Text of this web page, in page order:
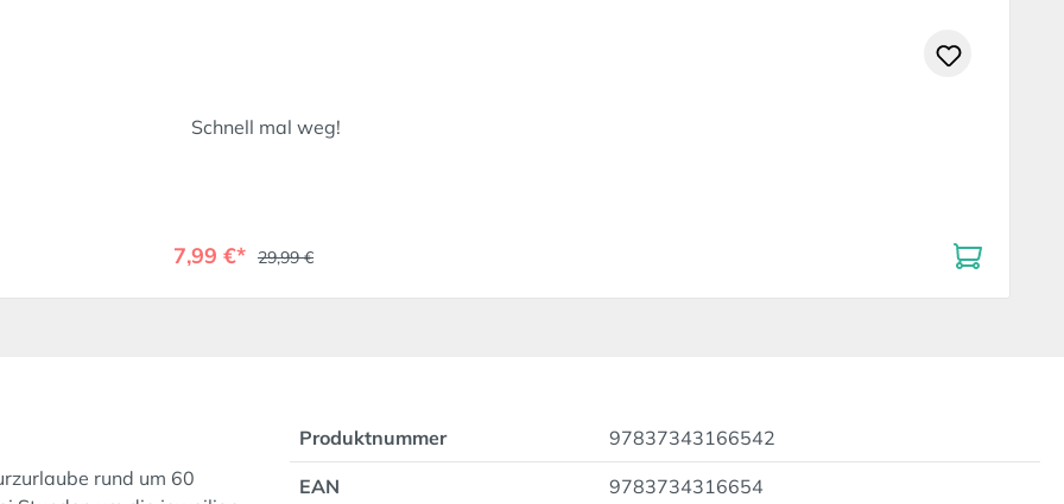
Schnell mal weg!
7,99 €* 29,99 €
rund um 60
Produktnummer 97837343166542
EAN 9783734316654